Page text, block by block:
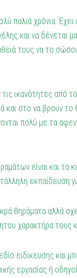
παλιά χρόνια.
και να δένεται
τους να το
ικανότητες από
και στο να βρουν
πολύ με τα
είναι και
εκπαίδευση
θηράματα αλλά
χαρακτήρα τους
ειδίκευσης και
εργασίας ή